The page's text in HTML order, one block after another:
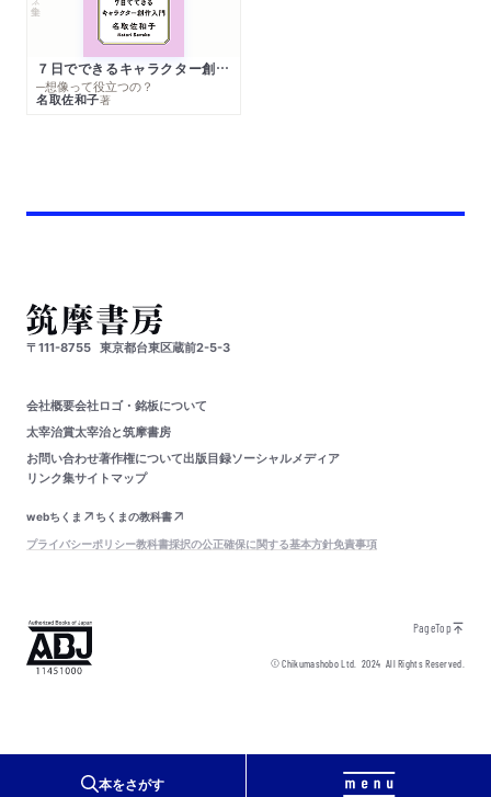
本をさがす
７日でできるキャラクター創作入門
─想像って役立つの？
名取佐和子著
〒111-8755 東京都台東区蔵前2-5-3
会社概要会社ロゴ・銘板について
太宰治賞太宰治と筑摩書房
お問い合わせ著作権について出版目録ソーシャルメディア
リンク集サイトマップ
webちくま
ちくまの教科書
プライバシーポリシー教科書採択の公正確保に関する基本方針免責事項
PageTop
© Chikumashobo Ltd.2024 All Rights Reserved.